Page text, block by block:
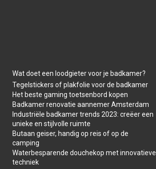
Wat doet een loodgieter voor je badkamer?
Tegelstickers of plakfolie voor de badkamer
Het beste gaming toetsenbord kopen
Badkamer renovatie aannemer Amsterdam
Industriële badkamer trends 2023: creëer een
unieke en stijlvolle ruimte
Butaan geiser, handig op reis of op de
camping
Waterbesparende douchekop met innovatieve
techniek